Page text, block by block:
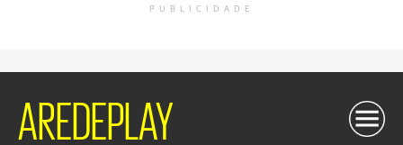
PUBLICIDADE
AREDEPLAY